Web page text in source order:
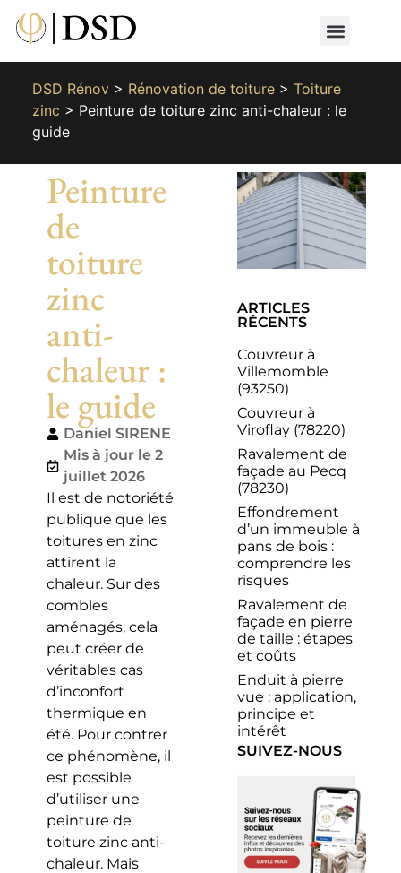
DSD Rénov> Rénovation de toiture> Toiture
zinc > Peinture de toiture zinc anti-chaleur : le
guide
Peinture
de
toiture
zinc
anti-
chaleur :
le guide
Daniel SIRENE
Mis à jour le 2
juillet 2026
Il est de notoriété
publique que les
toitures en zinc
attirent la
chaleur. Sur des
combles
aménagés, cela
peut créer de
véritables cas
d’inconfort
thermique en
été. Pour contrer
ce phénomène, il
est possible
d’utiliser une
peinture de
toiture zinc anti-
chaleur. Mais
ARTICLES
RÉCENTS
Couvreur à
Villemomble
(93250)
Couvreur à
Viroflay (78220)
Ravalement de
façade au Pecq
(78230)
Effondrement
d’un immeuble à
pans de bois :
comprendre les
risques
Ravalement de
façade en pierre
de taille : étapes
et coûts
Enduit à pierre
vue : application,
principe et
intérêt
SUIVEZ-NOUS